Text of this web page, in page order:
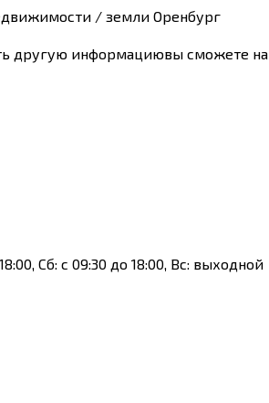
/ земли Оренбург
другую информациювы сможете
Сб: с 09:30 до 18:00, Вс: выходной